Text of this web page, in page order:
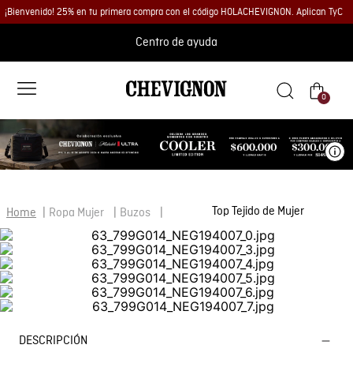
¡Bienvenido! 25% en tu primera compra con el código HOLACHEVIGNON. Aplican TyC
Centro de ayuda
0
Ropa Mujer Buzos Top Tejido de Mujer
DESCRIPCIÓN